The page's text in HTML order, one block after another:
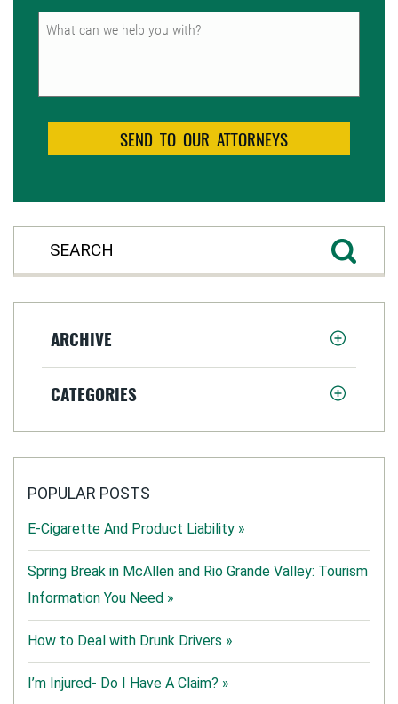
Untitled
ARCHIVE
CATEGORIES
POPULAR POSTS
E-Cigarette And Product Liability »
Spring Break in McAllen and Rio Grande Valley: Tourism
Information You Need »
How to Deal with Drunk Drivers »
I’m Injured- Do I Have A Claim? »